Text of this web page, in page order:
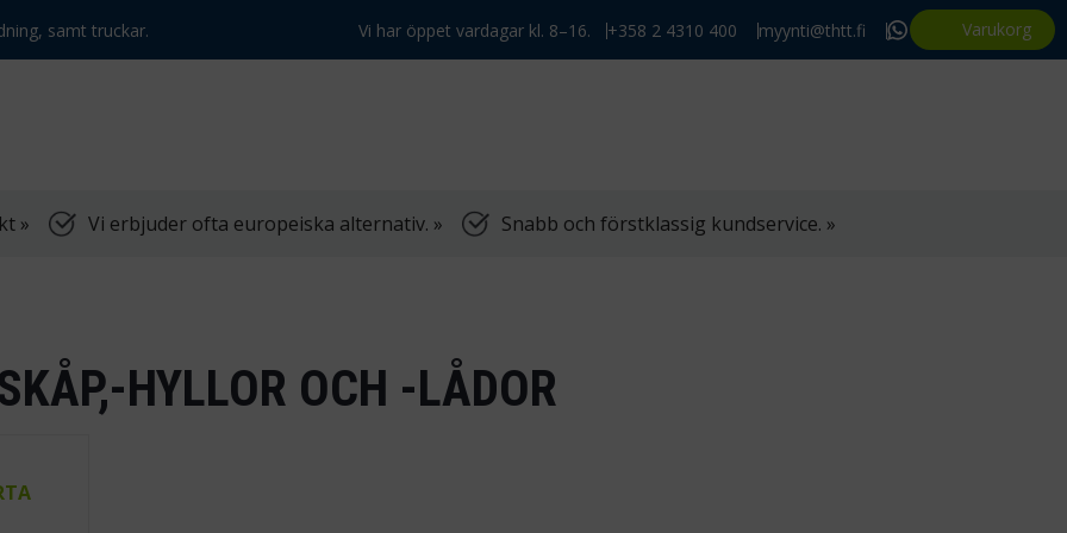
samt truckar. Vi har öppet vardagar kl. 8–16. +358 2 4310 400 myynti@thtt.fi Varukorg
» Vi erbjuder ofta europeiska alternativ. » Snabb och förstklassig kundservice. »
HYLLOR OCH -LÅDOR